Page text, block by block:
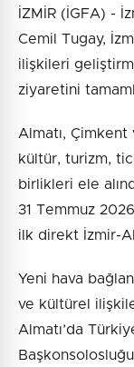
İZMİR (İGFA) -
Cemil Tugay,
ilişkileri
ziyaretini
Almatı, Çimkent
kültür, turizm,
birlikleri ele
31 Temmuz
ilk direkt İzmir-
Yeni hava
ve kültürel
Almatı’da